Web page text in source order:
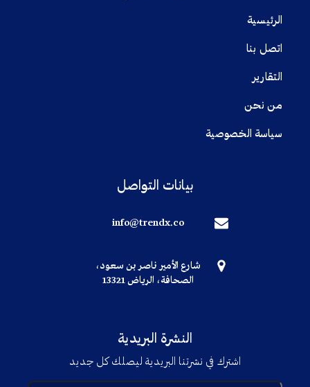
الرئيسية
اتصل بنا
التقارير
من نحن
سياسة الخصوصية
بيانات التواصل
info@trendx.co
شارع الأمير ناصر بن سعود،
الصحافة، الرياض 13321
النشرة البريدية
اشترك في نشرتنا البريدية ليصلك كل جديد